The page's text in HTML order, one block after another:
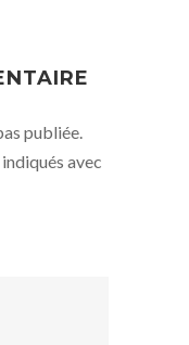
publiée.
avec